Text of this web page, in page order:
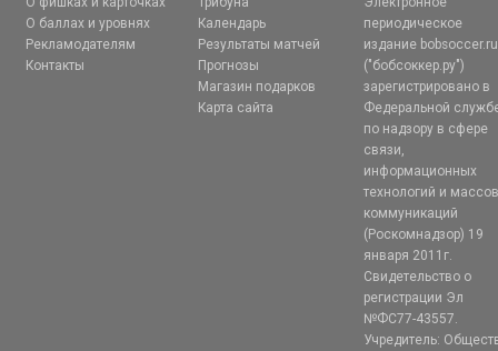
О баллах и уровнях
Рекламодателям
Контакты
Календарь
Результаты матчей
Прогнозы
Магазин подарков
Карта сайта
периодическое
издание bobsoccer.ru
("бобсоккер.ру")
зарегистрировано в
Федеральной
по надзору в сфере
связи,
информационных
технологий и
коммуникаций
(Роскомнадзор) 19
января 2011г.
Свидетельство о
регистрации Эл
№ФС77-43557.
Учредитель: